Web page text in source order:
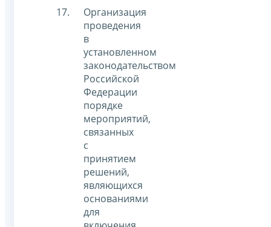
Организация
проведения
в
установленном
законодательством
Российской
Федерации
порядке
мероприятий,
связанных
с
принятием
решений,
являющихся
основаниями
для